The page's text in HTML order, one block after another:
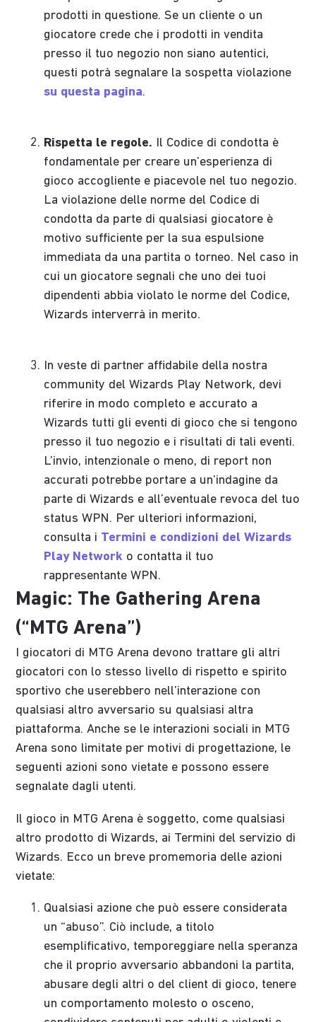
prodotti in questione. Se un cliente o un
giocatore crede che i prodotti in vendita
presso il tuo negozio non siano autentici,
questi potrà segnalare la sospetta violazione
su questa pagina.
Rispetta le regole. Il Codice di condotta è
fondamentale per creare un’esperienza di
gioco accogliente e piacevole nel tuo negozio.
La violazione delle norme del Codice di
condotta da parte di qualsiasi giocatore è
motivo sufficiente per la sua espulsione
immediata da una partita o torneo. Nel caso in
cui un giocatore segnali che uno dei tuoi
dipendenti abbia violato le norme del Codice,
Wizards interverrà in merito.
In veste di partner affidabile della nostra
community del Wizards Play Network, devi
riferire in modo completo e accurato a
Wizards tutti gli eventi di gioco che si tengono
presso il tuo negozio e i risultati di tali eventi.
L’invio, intenzionale o meno, di report non
accurati potrebbe portare a un’indagine da
parte di Wizards e all’eventuale revoca del tuo
status WPN. Per ulteriori informazioni,
consulta i Termini e condizioni del Wizards
Play Network o contatta il tuo
rappresentante WPN.
Magic: The Gathering Arena
(“MTG Arena”)
I giocatori di MTG Arena devono trattare gli altri
giocatori con lo stesso livello di rispetto e spirito
sportivo che userebbero nell’interazione con
qualsiasi altro avversario su qualsiasi altra
piattaforma. Anche se le interazioni sociali in MTG
Arena sono limitate per motivi di progettazione, le
seguenti azioni sono vietate e possono essere
segnalate dagli utenti.
Il gioco in MTG Arena è soggetto, come qualsiasi
altro prodotto di Wizards, ai Termini del servizio di
Wizards. Ecco un breve promemoria delle azioni
vietate:
Qualsiasi azione che può essere considerata
un “abuso”. Ciò include, a titolo
esemplificativo, temporeggiare nella speranza
che il proprio avversario abbandoni la partita,
abusare degli altri o del client di gioco, tenere
un comportamento molesto o osceno,